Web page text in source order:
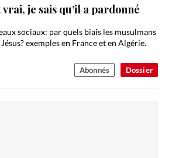
Dossier
vrai, je sais qu’il a pardonné
sociaux: par quels biais les musulmans
exemples en France et en Algérie.
Abonnés